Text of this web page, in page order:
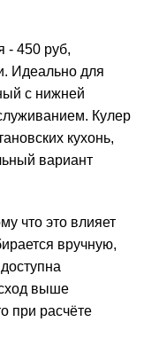
- 450 руб,
Идеально для
с нижней
Кулер
кухонь,
вариант
что это влияет
вручную,
выше
при расчёте